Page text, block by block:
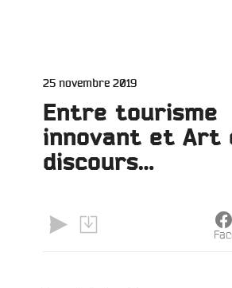
Publié
25 novembre 2019
Entre tourisme
innovant et Art
discours…